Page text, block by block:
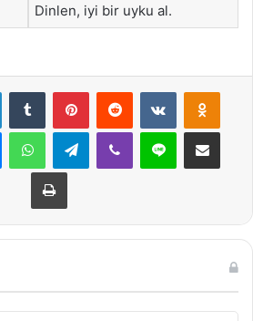
Dinlen, iyi bir uyku al.
LinkedInTumblr PinterestReddit VKontakte
MessengerWhatsAppTelegramViber Line E-Posta ile
Yazdır